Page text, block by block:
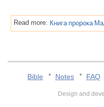
Read more:
Bible Notes FAQ
Design and